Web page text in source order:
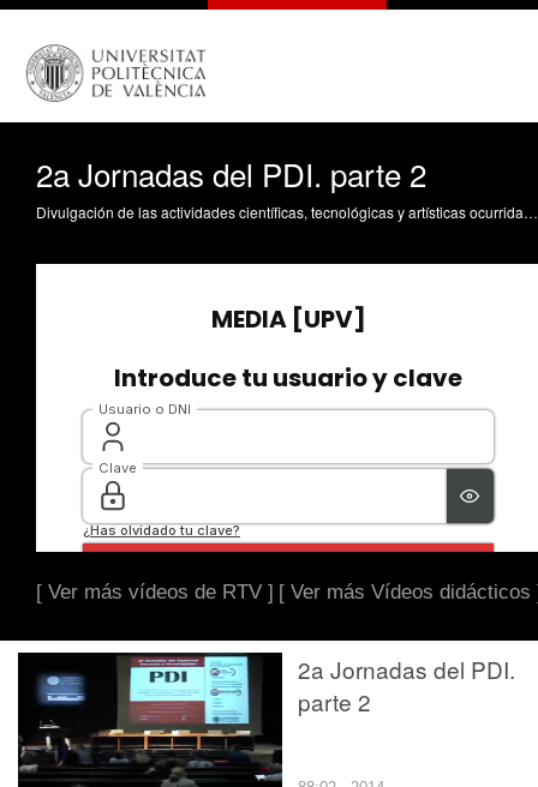
2a Jornadas del PDI. parte 2
Divulgación de las actividades científicas, tecnológicas y artísticas ocurridas en los tres campus de la UPV
[ Ver más vídeos de RTV ] [ Ver más Vídeos didácticos
2a Jornadas del PDI.
parte 2